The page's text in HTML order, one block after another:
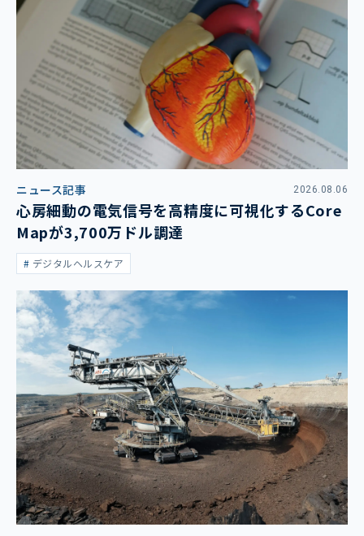
ニュース記事 2026.08.06
心房細動の電気信号を高精度に可視化するCore
Mapが3,700万ドル調達
デジタルヘルスケア